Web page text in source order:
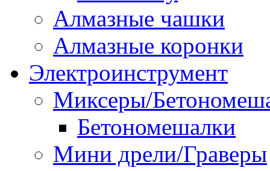
Алмазные чашки
Алмазные коронки
Электроинструмент
Миксеры/
Бетономешалки
Мини дрели/Граверы